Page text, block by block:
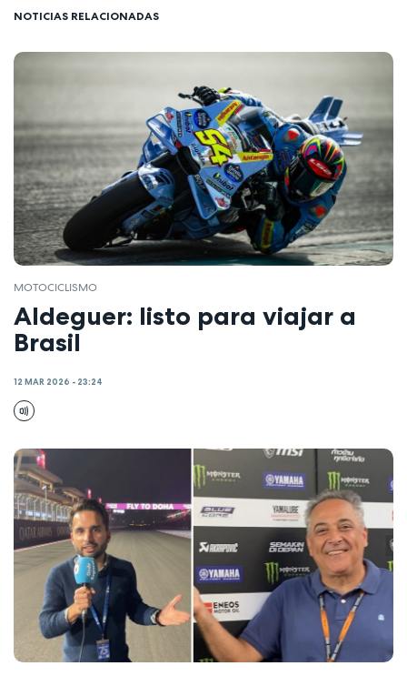
NOTICIAS RELACIONADAS
MOTOCICLISMO
Aldeguer: listo para viajar a
Brasil
12 MAR 2026 - 23:24